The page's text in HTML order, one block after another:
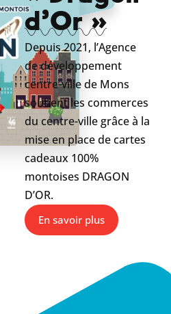
d’Or »
Depuis 2021, l’Agence
de développement
centre-ville de Mons
soutient les commerces
du centre-ville grâce à la
mise en place de cartes
cadeaux 100%
montoises DRAGON
D’OR.
En savoir plus